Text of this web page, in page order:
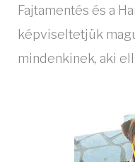
Fajtamentés és a
képviseltetjük
mindenkinek, aki